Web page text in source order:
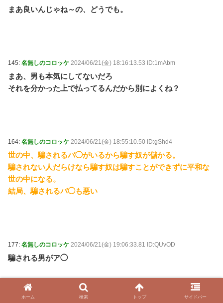
まあ良いんじゃね～の、どうでも。
145: 名無しのコロッケ 2024/06/21(金) 18:16:13.53 ID:1mAbm
まあ、男も本気にしてないだろ
それを分かった上で払ってるんだから別によくね？
164: 名無しのコロッケ 2024/06/21(金) 18:55:10.50 ID:gShd4
世の中、騙されるバ◯がいるから騙す奴が儲かる。
騙されない人だらけなら騙す奴は騙すことができずに平和な
世の中になる。
結局、騙されるバ◯も悪い
177: 名無しのコロッケ 2024/06/21(金) 19:06:33.81 ID:QUvOD
騙される男がア◯
ホーム 検索 トップ サイドバー